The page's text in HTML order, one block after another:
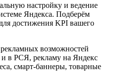
настройку и ведение
Яндекса. Подберём
достижения KPI вашего
возможностей
и в РСЯ, рекламу на Яндекс
смарт-баннеры, товарные